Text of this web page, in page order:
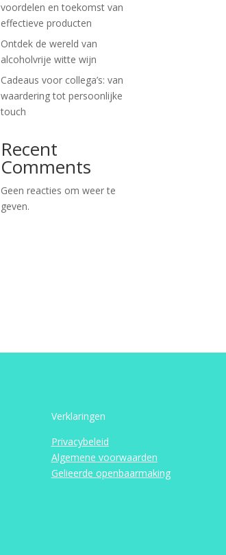
voordelen en toekomst van
effectieve producten
Ontdek de wereld van
alcoholvrije witte wijn
Cadeaus voor collega’s: van
waardering tot persoonlijke
touch
Recent
Comments
Geen reacties om weer te
geven.
Verklaringen
Privacybeleid
Algemene voorwaarden
Gelieerde openbaarmaking